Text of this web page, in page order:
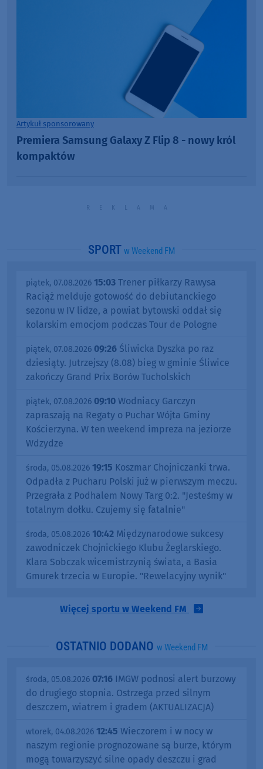
Artykuł sponsorowany
Premiera Samsung Galaxy Z Flip 8 - nowy król
kompaktów
SPORT w Weekend FM
piątek, 07.08.2026 15:03 Trener piłkarzy Rawysa
Raciąż melduje gotowość do debiutanckiego
sezonu w IV lidze, a powiat bytowski oddał się
kolarskim emocjom podczas Tour de Pologne
piątek, 07.08.2026 09:26 Śliwicka Dyszka po raz
dziesiąty. Jutrzejszy (8.08) bieg w gminie Śliwice
zakończy Grand Prix Borów Tucholskich
piątek, 07.08.2026 09:10 Wodniacy Garczyn
zapraszają na Regaty o Puchar Wójta Gminy
Kościerzyna. W ten weekend impreza na jeziorze
Wdzydze
środa, 05.08.2026 19:15 Koszmar Chojniczanki trwa.
Odpadła z Pucharu Polski już w pierwszym meczu.
Przegrała z Podhalem Nowy Targ 0:2. "Jesteśmy w
totalnym dołku. Czujemy się fatalnie"
środa, 05.08.2026 10:42 Międzynarodowe sukcesy
zawodniczek Chojnickiego Klubu Żeglarskiego.
Klara Sobczak wicemistrzynią świata, a Basia
Gmurek trzecia w Europie. "Rewelacyjny wynik"
Więcej sportu w Weekend FM
OSTATNIO DODANO w Weekend FM
środa, 05.08.2026 07:16 IMGW podnosi alert burzowy
do drugiego stopnia. Ostrzega przed silnym
deszczem, wiatrem i gradem (AKTUALIZACJA)
wtorek, 04.08.2026 12:45 Wieczorem i w nocy w
naszym regionie prognozowane są burze, którym
mogą towarzyszyć silne opady deszczu i grad